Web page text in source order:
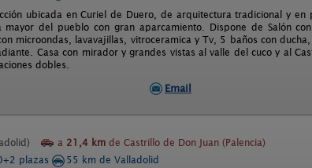
ubicada en Curiel de Duero, de arquitectura tradicional y
mayor del pueblo con gran aparcamiento. Dispone de Salón
microondas, lavavajillas, vitroceramica y Tv, 5 baños con
Casa con mirador y grandes vistas al valle del cuco y al
dobles.
Email
a 21,4 km de Castrillo de Don Juan (Palencia)
plazas
55 km de Valladolid